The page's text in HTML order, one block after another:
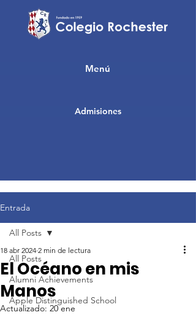
Admisiones
Menú
Entrada
All Posts
Alumni Achievements
Apple Distinguished School
All Posts
El Océano en mis
Manos
18 abr 2024 2 min de lectura
Actualizado: 20 ene